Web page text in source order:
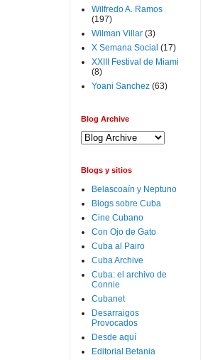
Wilfredo A. Ramos
(197)
Wilman Villar (3)
X Semana Social (17)
XXIII Festival de Miami
(8)
Yoani Sanchez (63)
Blog Archive
Blogs y sitios
Belascoaín y Neptuno
Blogs sobre Cuba
Cine Cubano
Con Ojo de Gato
Cuba al Pairo
Cuba Archive
Cuba: el archivo de
Connie
Cubanet
Desarraigos
Provocados
Desde aquí
Editorial Betania